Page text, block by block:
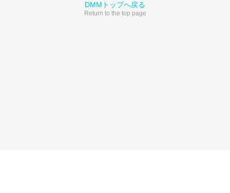
DMMトップへ戻る
Return to the top page